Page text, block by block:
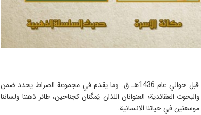
» الإلكترونية رأت النور قبل حوالي عام 1436هـ.ق. وما يقدم في مجموعة الصراط يحدد ضمن
العقائدية؛ العنوانان اللذان يُمكّنان كجناحين، طائر ذهننا ولساننا
في حياتنا الانسانية.